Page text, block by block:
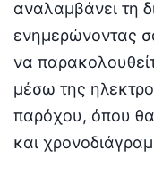
αναλαμβάνει τη
ενημερώνοντας
να
μέσω της
παρόχου, όπου θα
και